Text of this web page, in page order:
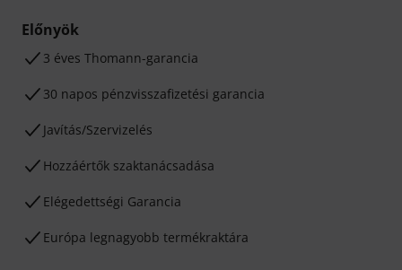
Előnyök
3 éves Thomann-garancia
30 napos pénzvisszafizetési garancia
Javítás/Szervizelés
Hozzáértők szaktanácsadása
Elégedettségi Garancia
Európa legnagyobb termékraktára